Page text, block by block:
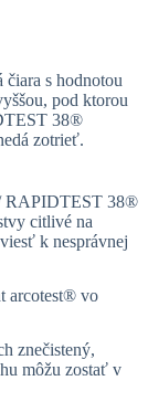
čiara s hodnotou
pod ktorou
38®
zotrieť.
RAPIDTEST 38®
citlivé na
k nesprávnej
arcotest® vo
znečistený,
môžu zostať v